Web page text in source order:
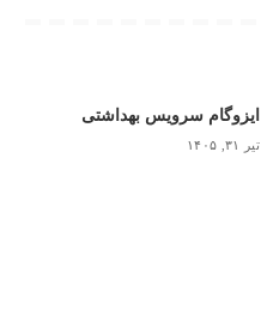
ایزوگام سرویس بهداشتی
تیر ۳۱, ۱۴۰۵